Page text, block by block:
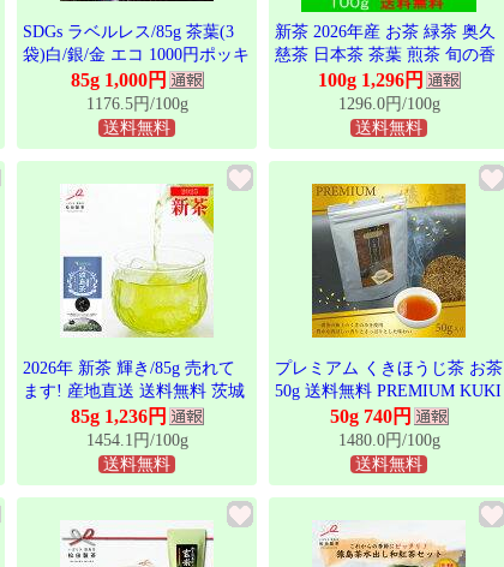
SDGs ラベルレス/85g 茶葉(3
袋)白/銀/金 エコ 1000円ポッキ
リ クリックポスト 送料無料
猿島茶 茨城 LEF-021/022/023
85g 1,000円
1176.5円/100g
送料無料
新茶 2026年産 お茶 緑茶 奥久
慈茶 日本茶 茶葉 煎茶 旬の香
100g 茨城県産のお茶 大子銘茶
お茶の葉
100g 1,296円
1296.0円/100g
送料無料
2026年 新茶 輝き/85g 売れて
ます! 産地直送 送料無料 茨城
県 猿島茶 さしま茶 こだわり
製法 深い香り 旨味 The first
Japanese tea to be exported to the
United States アメリカにはじ
めて輸出された2024年の新茶
に切り替わりました LEF-002
85g 1,236円
1454.1円/100g
送料無料
プレミアム くきほうじ茶 お茶
50g 送料無料 PREMIUM KUKI
HOJI 茨城県産 松田製茶 名産
品 子供からお年寄りまで 幅広
く人気 LEF-016
50g 740円
1480.0円/100g
送料無料